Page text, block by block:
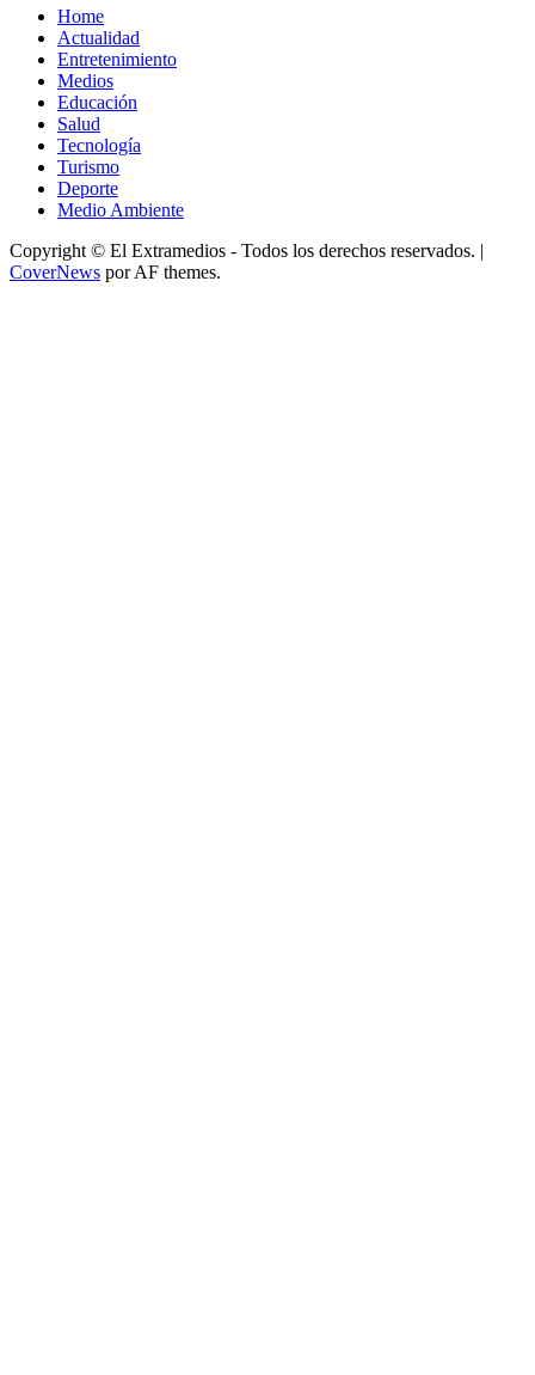
Home
Actualidad
Entretenimiento
Medios
Educación
Salud
Tecnología
Turismo
Deporte
Medio Ambiente
Copyright © El Extramedios - Todos los derechos reservados. |
CoverNews por AF themes.